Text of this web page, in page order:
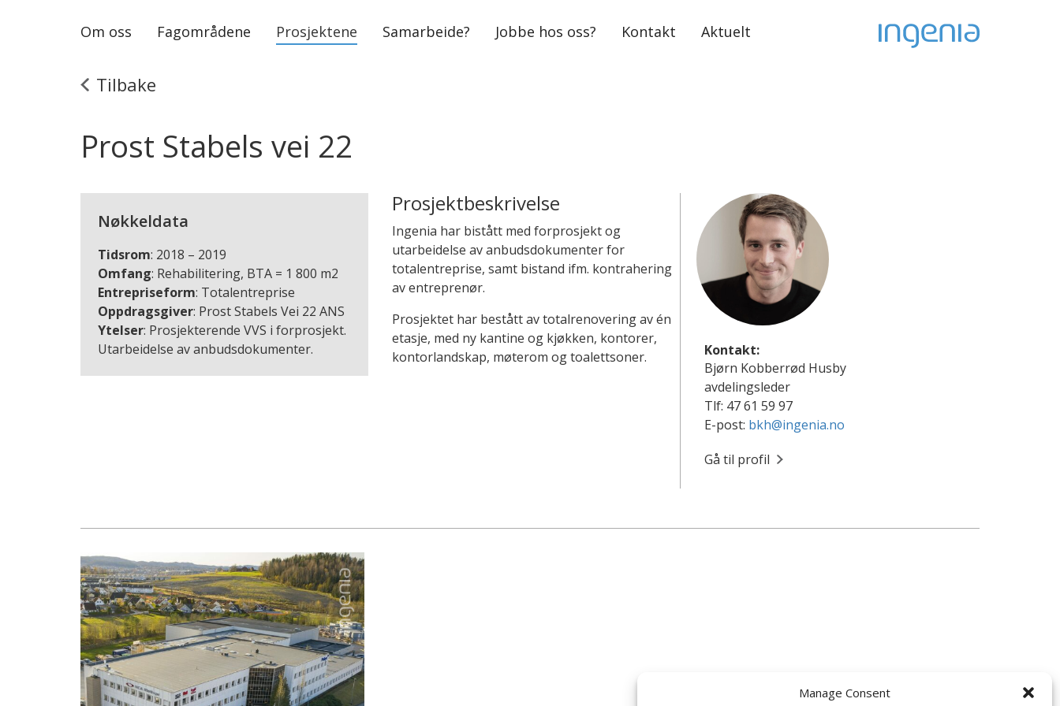
Manage Consent
Om oss Fagområdene Prosjektene Samarbeide? Jobbe hos oss? Kontakt Aktuelt
Tilbake
Prost Stabels vei 22
Nøkkeldata
Tidsrom: 2018 – 2019
Omfang: Rehabilitering, BTA = 1 800 m2
Entrepriseform: Totalentreprise
Oppdragsgiver: Prost Stabels Vei 22 ANS
Ytelser: Prosjekterende VVS i forprosjekt.
Utarbeidelse av anbudsdokumenter.
Prosjektbeskrivelse
Ingenia har bistått med forprosjekt og
utarbeidelse av anbudsdokumenter for
totalentreprise, samt bistand ifm. kontrahering
av entreprenør.
Prosjektet har bestått av totalrenovering av én
etasje, med ny kantine og kjøkken, kontorer,
kontorlandskap, møterom og toalettsoner.
Kontakt:
Bjørn Kobberrød Husby
avdelingsleder
Tlf: 47 61 59 97
E-post: bkh@ingenia.no
Gå til profil